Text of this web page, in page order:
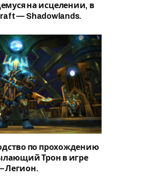
на исцелении, в
— Shadowlands.
по прохождению
Трон в игре
Легион.